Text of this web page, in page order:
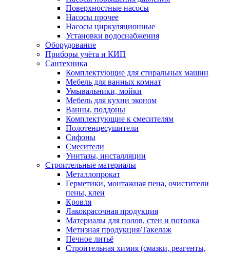
Поверхностные насосы
Насосы прочее
Насосы циркуляционные
Установки водоснабжения
Оборудование
Приборы учёта и КИП
Сантехника
Комплектующие для стиральных машин
Мебель для ванных комнат
Умывальники, мойки
Мебель для кухни эконом
Ванны, поддоны
Комплектующие к смесителям
Полотенцесушители
Сифоны
Смесители
Унитазы, инсталляции
Строительные материалы
Металлопрокат
Герметики, монтажная пена, очистители
пены, клеи
Кровля
Лакокрасочная продукция
Материалы для полов, стен и потолка
Метизная продукция/Такелаж
Печное литьё
Строительная химия (смазки, реагенты,